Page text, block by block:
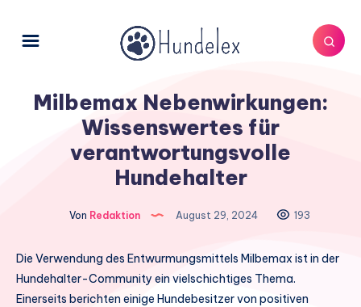
Milbemax Nebenwirkungen:
Wissenswertes für
verantwortungsvolle
Hundehalter
Von Redaktion August 29, 2024 193
Die Verwendung des Entwurmungsmittels Milbemax ist in der
Hundehalter-Community ein vielschichtiges Thema.
Einerseits berichten einige Hundebesitzer von positiven